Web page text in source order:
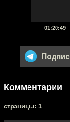
01:20:49
Комментарии
cтраницы: 1